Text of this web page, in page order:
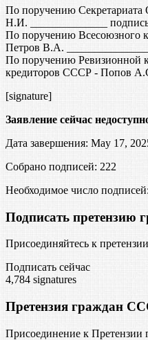
По поручению
Н.И. ______________
По поручению Всесоюзного
Петров В.А.
По поручению Ревизионной
кредиторов СССР - Попов
[signature]
Заявление сейчас
Дата завершения: May 17,
Собрано подписей: 222
Необходимое число подписей:
Подписать претензию
Присоединяйтесь к
Подписать сейчас
4,784 signatures
Претензия граждан
Присоединение к